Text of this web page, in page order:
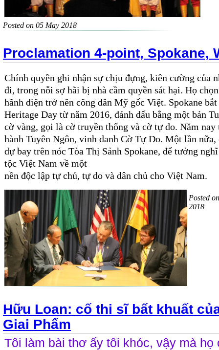
Posted on 05 May 2018
Proclamation 4-point, Spokane,
Chính quyền ghi nhận sự chịu đựng, kiên cường của
đi, trong nỗi sợ hãi bị nhà cầm quyền sát hại. Họ
hãnh diện trở nên công dân Mỹ gốc Việt. Spokane
Heritage Day từ năm 2016, đánh dấu bằng một bản
cờ vàng, gọi là cờ truyền thống và cờ tự do. Năm
hành Tuyên Ngôn, vinh danh Cờ Tự Do. Một lần
dự bay trên nóc Tòa Thị Sảnh Spokane, để tưởng
tộc Việt Nam về một
nền độc lập tự chủ, tự do và dân chủ cho Việt Nam.
Posted
2018
Hữu Loan: cố thi sĩ bất khuất
Giai Phẩm
Tôi làm bài thơ ấy tôi khóc, vậy mà họ